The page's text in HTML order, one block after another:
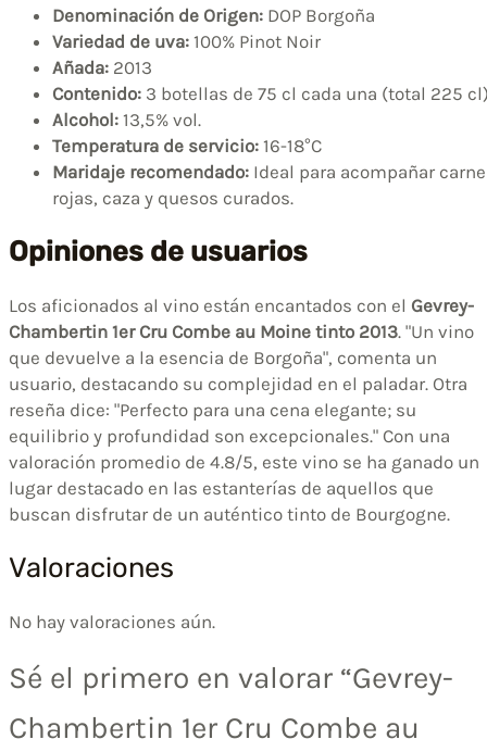
Denominación de Origen: DOP Borgoña
Variedad de uva: 100% Pinot Noir
Añada: 2013
Contenido: 3 botellas de 75 cl cada una (total 225
Alcohol: 13,5% vol.
Temperatura de servicio: 16-18°C
Maridaje recomendado: Ideal para acompañar
rojas, caza y quesos curados.
Opiniones de usuarios
Los aficionados al vino están encantados con el Gevrey-
Chambertin 1er Cru Combe au Moine tinto 2013. "Un vino
que devuelve a la esencia de Borgoña", comenta un
usuario, destacando su complejidad en el paladar. Otra
reseña dice: "Perfecto para una cena elegante; su
equilibrio y profundidad son excepcionales." Con una
valoración promedio de 4.8/5, este vino se ha ganado un
lugar destacado en las estanterías de aquellos que
buscan disfrutar de un auténtico tinto de Bourgogne.
Valoraciones
No hay valoraciones aún.
Sé el primero en valorar “Gevrey-
Chambertin 1er Cru Combe au